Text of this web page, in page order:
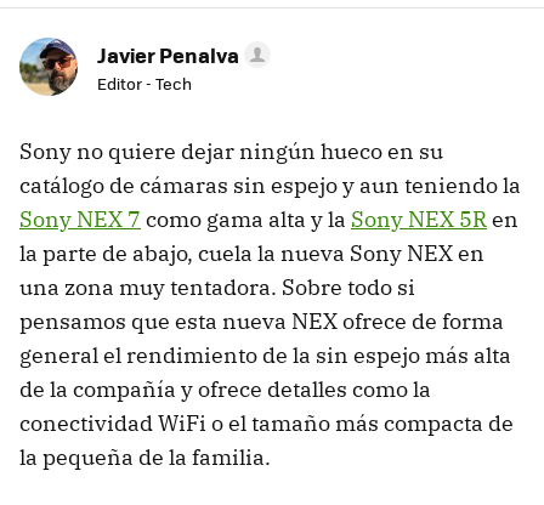
Javier Penalva
Editor - Tech
Sony no quiere dejar ningún hueco en su
catálogo de cámaras sin espejo y aun teniendo la
Sony NEX 7 como gama alta y la Sony NEX 5Ren
la parte de abajo, cuela la nueva Sony NEX en
una zona muy tentadora. Sobre todo si
pensamos que esta nueva NEX ofrece de forma
general el rendimiento de la sin espejo más alta
de la compañía y ofrece detalles como la
conectividad WiFi o el tamaño más compacta de
la pequeña de la familia.